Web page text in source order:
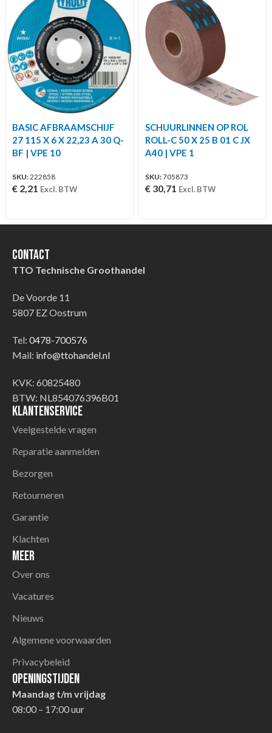
BASIC AFBRAAMSCHIJF
27 115 X 6 X 22,23 A 30 Q-
BF | VPE 10
SKU:222858
€ 2,21 Excl. BTW
SCHUURLINNEN OP ROL
ROLL-C 50 X 25 B 01 C JX
A40 | VPE 1
SKU:705873
€ 30,71 Excl. BTW
Contact
TTO Technische Groothandel
De Voorde 11
5807 EZ Oostrum
Tel: 0478-700576
Mail: info@ttohandel.nl
KVK: 60825480
BTW: NL854076396B01
Klantenservice
Veelgestelde vragen
Reparatie aanmelden
Bezorgen
Retourneren
Garantie
Klachten
Meer
Over ons
Vacatures
Nieuws
Algemene voorwaarden
Privacybeleid
Openingstijden
Maandag t/m vrijdag
08:00 – 17:00 uur